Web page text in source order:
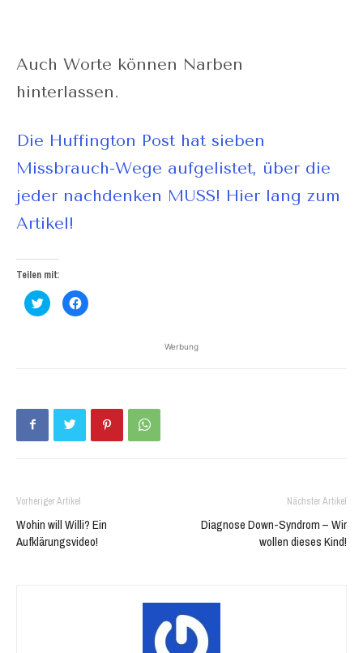
Auch Worte können Narben
hinterlassen.
Die Huffington Post hat sieben
Missbrauch-Wege aufgelistet, über die
jeder nachdenken MUSS! Hier lang zum
Artikel!
Teilen mit:
Klick,
um
Klick,
um
Werbung
Vorheriger Artikel
Wohin will Willi? Ein
Aufklärungsvideo!
Nächster Artikel
Diagnose Down-Syndrom – Wir
wollen dieses Kind!